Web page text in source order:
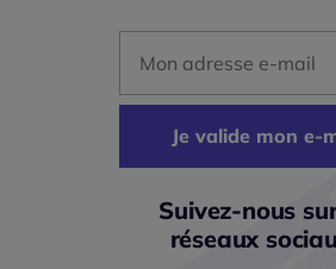
Je valide mon e-
Suivez-nous
réseaux